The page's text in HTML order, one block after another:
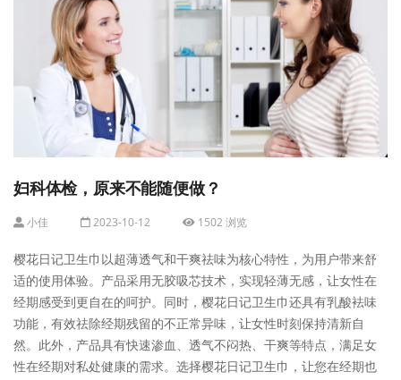
妇科体检，原来不能随便做？
小佳 2023-10-12 1502 浏览
樱花日记卫生巾以超薄透气和干爽祛味为核心特性，为用户带来舒
适的使用体验。产品采用无胶吸芯技术，实现轻薄无感，让女性在
经期感受到更自在的呵护。同时，樱花日记卫生巾还具有乳酸袪味
功能，有效祛除经期残留的不正常异味，让女性时刻保持清新自
然。此外，产品具有快速渗血、透气不闷热、干爽等特点，满足女
性在经期对私处健康的需求。选择樱花日记卫生巾，让您在经期也